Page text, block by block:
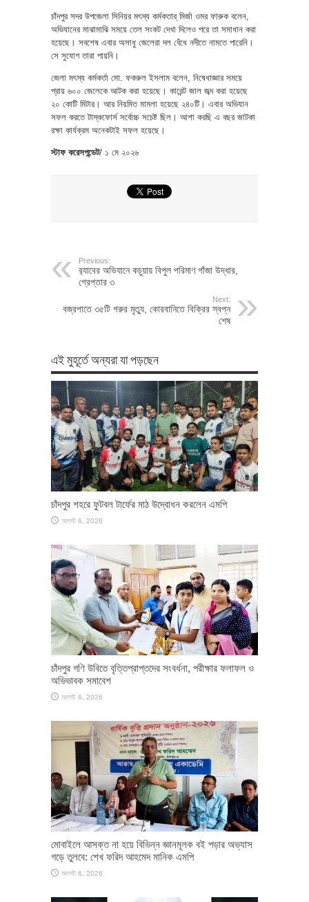
চাঁদপুর সদর উপজেলা সিনিয়র মৎস্য কর্মকতার্ মির্জা ওমর ফারুক বলেন,
অভিযানের মাঝামাঝি সময়ে তেল সংকট দেখা দিলেও পরে তা সমাধান করা
হয়েছে। সবশেষ এবার অসাধু জেলেরা দল বেঁধে নদীতে নামতে পারেনি।
সে সুযোগ তারা পায়নি।
জেলা মৎস্য কর্মকর্তা মো. ফকরুল ইসলাম বলেন, নিষেধাজ্ঞার সময়ে
প্রায় ৬০০ জেলেকে আটক করা হয়েছে। কারেন্ট জাল জব্দ করা হয়েছে
২০ কোটি মিটার। আর নিয়মিত মামলা হয়েছে ২৪০টি। এবার অভিযান
সফল করতে টাস্কফোর্স সর্বোচ্চ সচেষ্ট ছিল। আশা করছি এ বছর জাটকা
রক্ষা কার্যক্রম অনেকটাই সফল হয়েছে।
স্টাফ করেসপন্ডেট/ ১ মে ২০২৬
Previous:
র‍্যাবের অভিযানে কচুয়ায় বিপুল পরিমাণ গাঁজা উদ্ধার,
গ্রেপ্তার ৩
Next:
বজ্রপাতে ৩৫টি গরুর মৃত্যু, কোরবানিতে বিক্রির স্বপ্ন
শেষ
এই মুহূর্তে অন্যরা যা পড়ছেন
চাঁদপুর শহরে ফুটবল টার্ফের মাঠ উদ্বোধন করলেন এমপি
আগস্ট 6, 2026
চাঁদপুর গণি উবিতে বৃত্তিপ্রাপ্তদের সংবর্ধনা, পরীক্ষার ফলাফল ও
অভিভাবক সমাবেশ
আগস্ট 6, 2026
মোবাইলে আসক্ত না হয়ে বিভিন্ন জ্ঞানমূলক বই পড়ার অভ্যাস
গড়ে তুলবে: শেখ ফরিদ আহমেদ মানিক এমপি
আগস্ট 6, 2026